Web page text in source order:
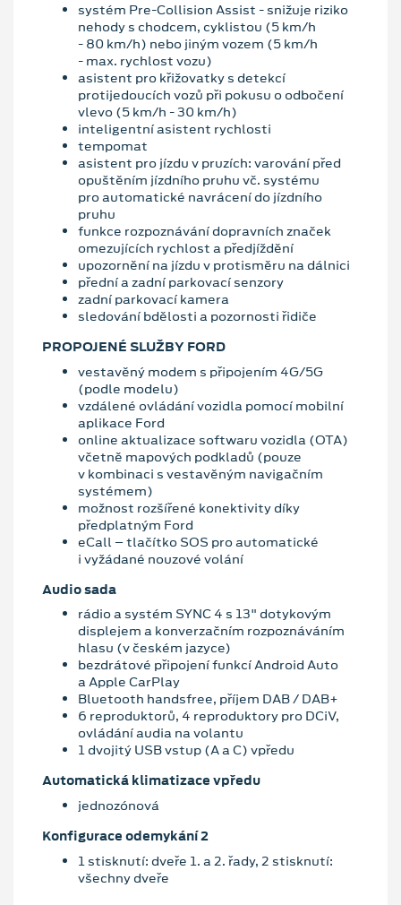
systém Pre-Collision Assist - snižuje riziko
nehody s chodcem, cyklistou (5 km/h
- 80 km/h) nebo jiným vozem (5 km/h
- max. rychlost vozu)
asistent pro křižovatky s detekcí
protijedoucích vozů při pokusu o odbočení
vlevo (5 km/h - 30 km/h)
inteligentní asistent rychlosti
tempomat
asistent pro jízdu v pruzích: varování před
opuštěním jízdního pruhu vč. systému
pro automatické navrácení do jízdního
pruhu
funkce rozpoznávání dopravních značek
omezujících rychlost a předjíždění
upozornění na jízdu v protisměru na dálnici
přední a zadní parkovací senzory
zadní parkovací kamera
sledování bdělosti a pozornosti řidiče
PROPOJENÉ SLUŽBY FORD
vestavěný modem s připojením 4G/5G
(podle modelu)
vzdálené ovládání vozidla pomocí mobilní
aplikace Ford
online aktualizace softwaru vozidla (OTA)
včetně mapových podkladů (pouze
v kombinaci s vestavěným navigačním
systémem)
možnost rozšířené konektivity díky
předplatným Ford
eCall – tlačítko SOS pro automatické
i vyžádané nouzové volání
Audio sada
rádio a systém SYNC 4 s 13" dotykovým
displejem a konverzačním rozpoznáváním
hlasu (v českém jazyce)
bezdrátové připojení funkcí Android Auto
a Apple CarPlay
Bluetooth handsfree, příjem DAB / DAB+
6 reproduktorů, 4 reproduktory pro DCiV,
ovládání audia na volantu
1 dvojitý USB vstup (A a C) vpředu
Automatická klimatizace vpředu
jednozónová
Konfigurace odemykání 2
1 stisknutí: dveře 1. a 2. řady, 2 stisknutí:
všechny dveře